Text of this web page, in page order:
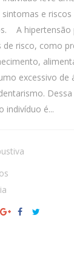
e riscos
A hipertensão
de risco, como
excessivo de
indivíduo é...